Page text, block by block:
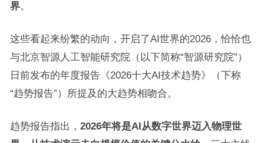
界。
这些看起来纷繁的动向，开启了AI世界的2026，恰恰也
与北京智源人工智能研究院（以下简称“智源研究院”）
日前发布的年度报告《2026十大AI技术趋势》（下称
“趋势报告”）所提及的大趋势相吻合。
趋势报告指出， 2026年将是AI从数字世界迈入物理世